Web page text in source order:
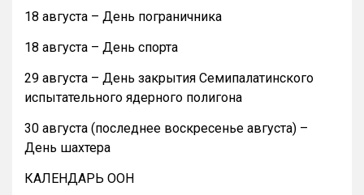
18 августа – День пограничника
18 августа – День спорта
29 августа – День закрытия Семипалатинского
испытательного ядерного полигона
30 августа (последнее воскресенье августа) –
День шахтера
КАЛЕНДАРЬ ООН